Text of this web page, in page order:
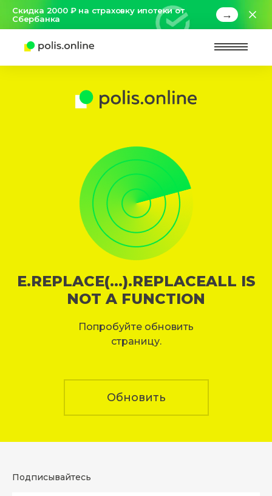
Скидка 2000 ₽ на страховку ипотеки от
Сбербанка
→
E.REPLACE(...).REPLACEALL IS
NOT A FUNCTION
Попробуйте обновить
страницу.
Обновить
Подписывайтесь